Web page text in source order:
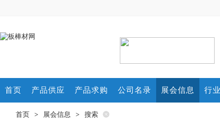
首页 产品供应 产品求购 公司名录 展会信息 行
首页 > 展会信息 > 搜索